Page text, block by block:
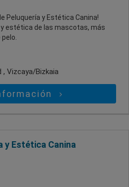
Peluquería y Estética Canina!
estética de las mascotas, más
, Vizcaya/Bizkaia
y Estética Canina